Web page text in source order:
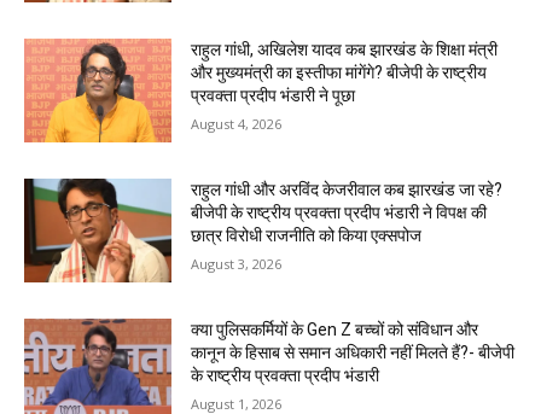
राहुल गांधी, अखिलेश यादव कब झारखंड के शिक्षा मंत्री
और मुख्यमंत्री का इस्तीफा मांगेंगे? बीजेपी के राष्ट्रीय
प्रवक्ता प्रदीप भंडारी ने पूछा
August 4, 2026
राहुल गांधी और अरविंद केजरीवाल कब झारखंड जा रहे?
बीजेपी के राष्ट्रीय प्रवक्ता प्रदीप भंडारी ने विपक्ष की
छात्र विरोधी राजनीति को किया एक्सपोज
August 3, 2026
क्या पुलिसकर्मियों के Gen Z बच्चों को संविधान और
कानून के हिसाब से समान अधिकारी नहीं मिलते हैं?- बीजेपी
के राष्ट्रीय प्रवक्ता प्रदीप भंडारी
August 1, 2026